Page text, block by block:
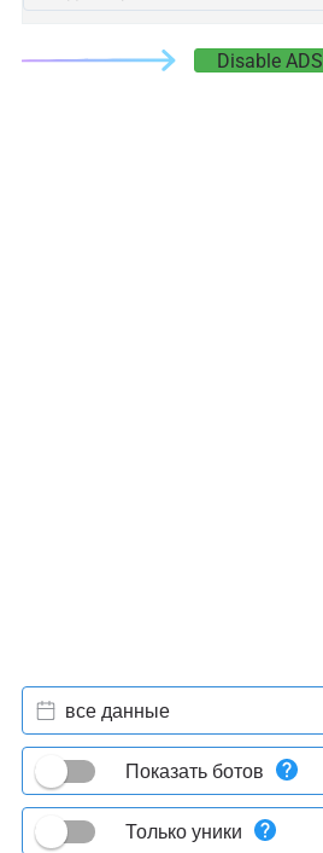
Disable ADS
все данные
Показать ботов
Только уники